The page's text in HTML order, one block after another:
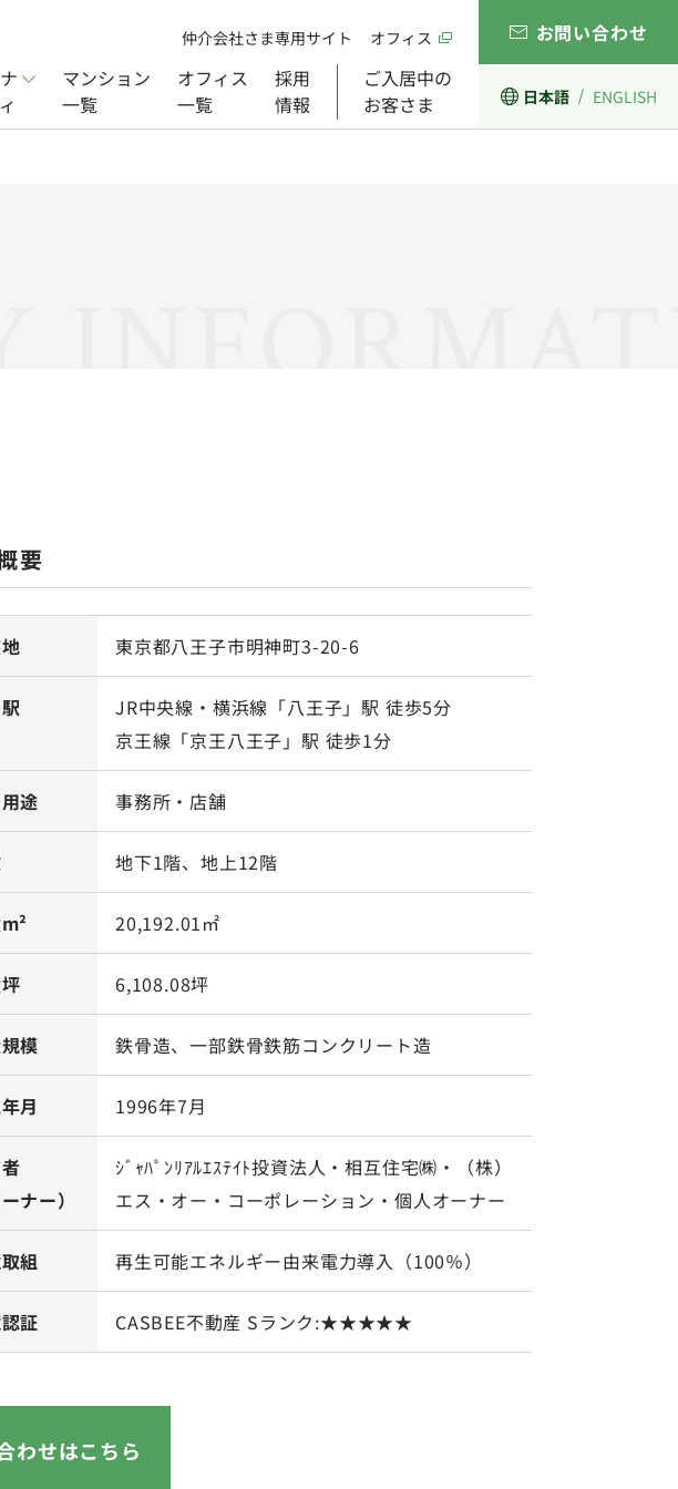
仲介会社さま専用サイト オフィス
お問い合わせ
マンション
一覧
オフィス
一覧
採用
情報
ご入居中の
お客さま
日本語 ENGLISH
要
東京都八王子市明神町3-20-6
JR中央線・横浜線「八王子」駅 徒歩5分
京王線「京王八王子」駅 徒歩1分
途 事務所・店舗
地下1階、地上12階
20,192.01㎡
6,108.08坪
模 鉄骨造、一部鉄骨鉄筋コンクリート造
月 1996年7月
ーナー）
ｼﾞｬﾊﾟﾝﾘｱﾙｴｽﾃｲﾄ投資法人・相互住宅㈱・（株）
エス・オー・コーポレーション・個人オーナー
組 再生可能エネルギー由来電力導入（100％）
証 CASBEE不動産 Sランク:★★★★★
わせはこちら